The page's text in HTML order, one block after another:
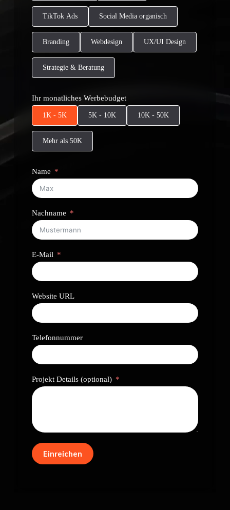
TikTok Ads Social Media organisch
Branding Webdesign UX/UI Design
Strategie & Beratung
Ihr monatliches Werbebudget
1K - 5K 5K - 10K 10K - 50K
Mehr als 50K
Name
Nachname
E-Mail
Website URL
Telefonnummer
Projekt Details (optional)
Einreichen